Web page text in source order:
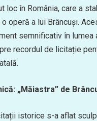
loc în România, care a
operă a lui Brâncuși.
semnificativ în lumea
recordul de licitație
„Măiastra” de
istorice s-a aflat